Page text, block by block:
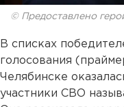
© Предоставлено
В списках
голосования
Челябинске
участники СВО